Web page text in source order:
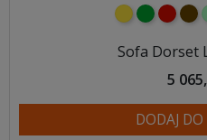
żółtyzielony
Sofa Dorset
5
DODAJ